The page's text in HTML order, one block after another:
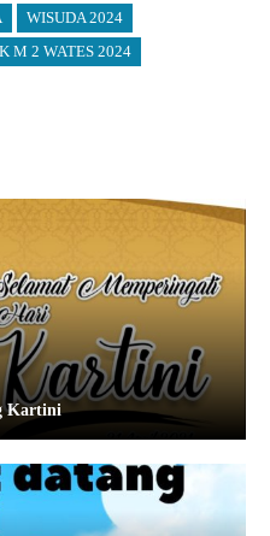
WISUDA 2024
M 2 WATES 2024
Kartini